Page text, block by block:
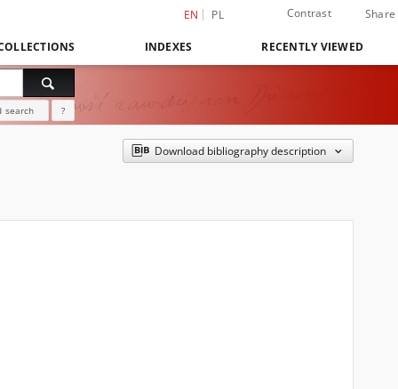
EN PL Contrast Share
INDEXES RECENTLY VIEWED
search ?
Download bibliography description